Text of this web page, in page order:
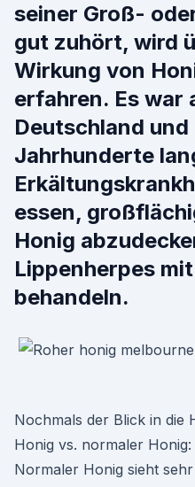
seiner Groß-
gut zuhört, wird
Wirkung von
erfahren. Es war
Deutschland
Jahrhunderte
essen,
Honig
Lippenherpes
behandeln.
Nochmals der Blick in die
Honig vs. normaler
Normaler Honig sieht